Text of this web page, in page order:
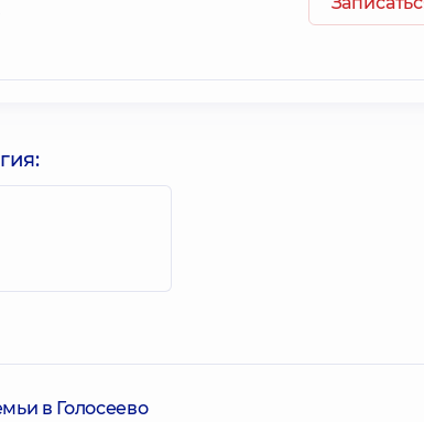
в Голосеево